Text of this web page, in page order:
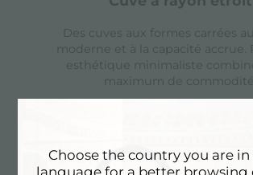
Des cuves aux formes carrées
moderne et à la capacité accrue.
esthétique minimaliste
maximum de
éviers profonds
Choose the country you are
language for a better browsing